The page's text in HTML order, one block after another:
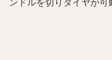
ンドルを切りタイヤが可